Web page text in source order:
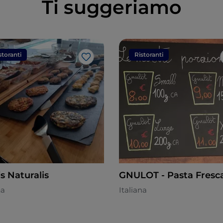
Ti suggeriamo
Like
Naturalis
Ristoranti
GNULOT - Pasta
Italiana